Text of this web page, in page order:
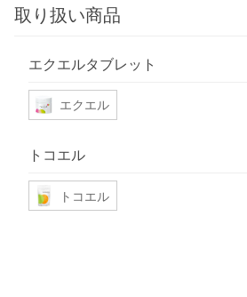
取り扱い商品
エクエルタブレット
エクエル
トコエル
トコエル